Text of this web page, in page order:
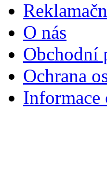
O nás
Obchodní
Ochrana
Informace